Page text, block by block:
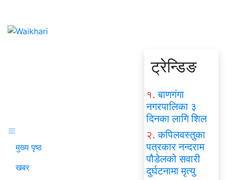
मुख्य पृष्ठ
खबर
ट्रेन्डिङ
१. बाणगंगा
नगरपालिका ३
दिनका लागि शिल
२. कपिलवस्तुका
पत्रकार नन्दराम
पौडेलको सवारी
दुर्घटनामा मृत्यु